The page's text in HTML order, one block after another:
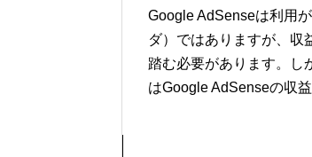
Google AdSenseは利用
ダ）ではありますが、収
踏む必要があります。し
はGoogle AdSenseの収